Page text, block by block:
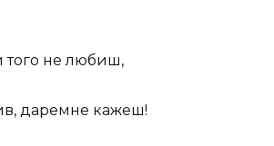
того не любиш,
даремне кажеш!